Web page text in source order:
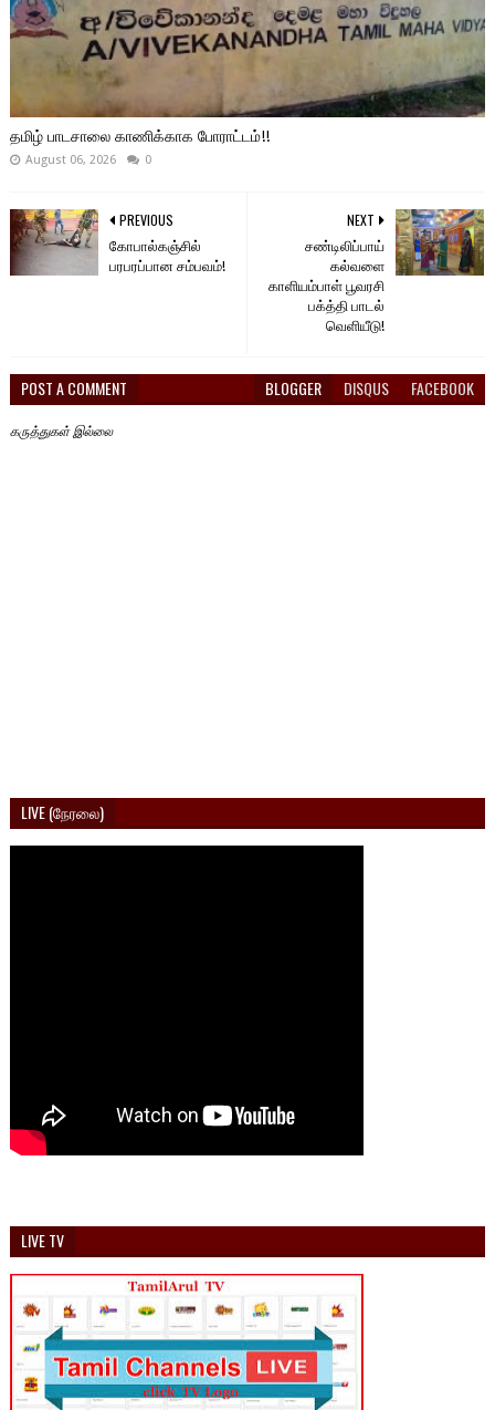
தமிழ் பாடசாலை காணிக்காக போராட்டம்!!
August 06, 2026 0
NEXT
சண்டிலிப்பாய்
கல்வளை
காளியம்பாள் பூவரசி
பக்த்தி பாடல்
வெளியீடு!
PREVIOUS
கோபால்கஞ்சில்
பரபரப்பான சம்பவம்!
POST A COMMENT BLOGGER DISQUS FACEBOOK
கருத்துகள் இல்லை
LIVE (நேரலை)
LIVE TV